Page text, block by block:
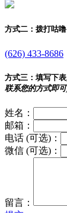
方式二： 拨打咕噜
(626) 433-8686
方式三： 填写下
联系您的方式即
姓名：
邮箱：
电话 (可选)：
微信 (可选)：
留言：